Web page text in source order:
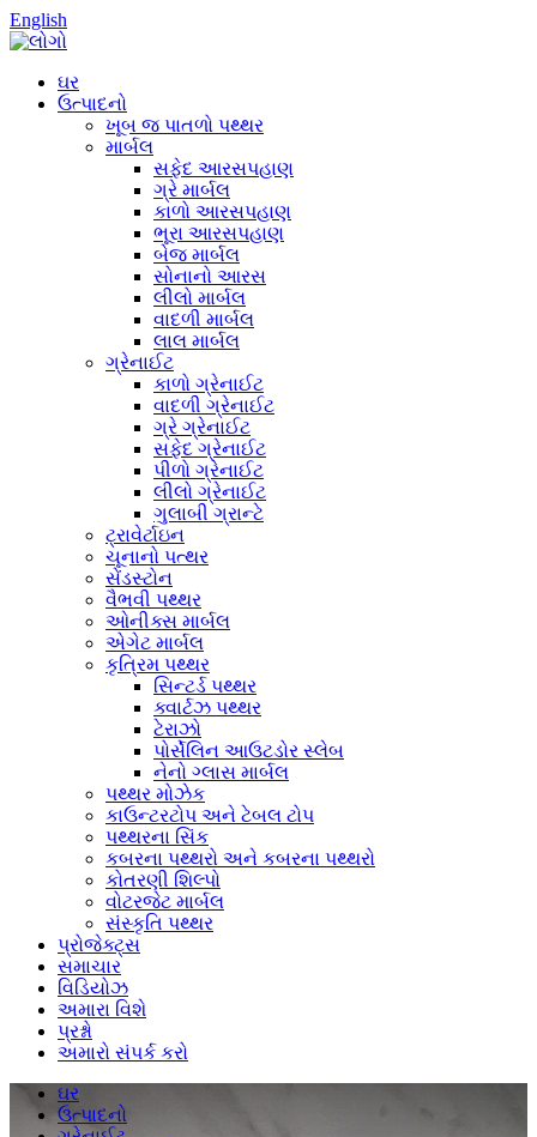
English
ઘર
ઉત્પાદનો
ખૂબ જ પાતળો પથ્થર
માર્બલ
સફેદ આરસપહાણ
ગ્રે માર્બલ
કાળો આરસપહાણ
ભૂરા આરસપહાણ
બેજ માર્બલ
સોનાનો આરસ
લીલો માર્બલ
વાદળી માર્બલ
લાલ માર્બલ
ગ્રેનાઈટ
કાળો ગ્રેનાઈટ
વાદળી ગ્રેનાઈટ
ગ્રે ગ્રેનાઈટ
સફેદ ગ્રેનાઈટ
પીળો ગ્રેનાઈટ
લીલો ગ્રેનાઈટ
ગુલાબી ગ્રાન્ટે
ટ્રાવેર્ટાઇન
ચૂનાનો પત્થર
સેંડસ્ટોન
વૈભવી પથ્થર
ઓનીક્સ માર્બલ
એગેટ માર્બલ
કૃત્રિમ પથ્થર
સિન્ટર્ડ પથ્થર
ક્વાર્ટઝ પથ્થર
ટેરાઝો
પોર્સેલિન આઉટડોર સ્લેબ
નેનો ગ્લાસ માર્બલ
પથ્થર મોઝેક
કાઉન્ટરટોપ અને ટેબલ ટોપ
પથ્થરના સિંક
કબરના પથ્થરો અને કબરના પથ્થરો
કોતરણી શિલ્પો
વોટરજેટ માર્બલ
સંસ્કૃતિ પથ્થર
પ્રોજેક્ટ્સ
સમાચાર
વિડિયોઝ
અમારા વિશે
પ્રશ્નો
અમારો સંપર્ક કરો
ઘર
ઉત્પાદનો